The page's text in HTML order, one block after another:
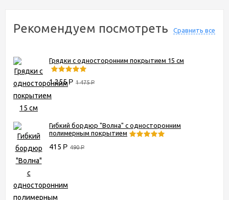
Рекомендуем посмотреть Сравнить все
Грядки с односторонним покрытием 15 см
1 255Р 1 475Р
Гибкий бордюр "Волна" с односторонним
полимерным покрытием
415 Р 490Р